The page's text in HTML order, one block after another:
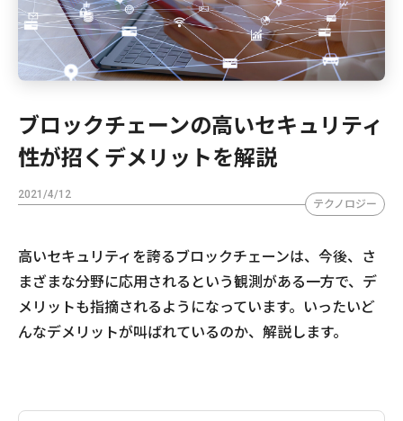
ブロックチェーンの高いセキュリティ
性が招くデメリットを解説
2021/4/12
テクノロジー
高いセキュリティを誇るブロックチェーンは、今後、さ
まざまな分野に応用されるという観測がある一方で、デ
メリットも指摘されるようになっています。いったいど
んなデメリットが叫ばれているのか、解説します。